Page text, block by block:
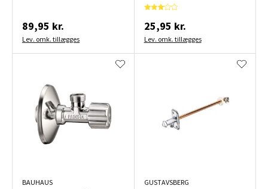
89,95 kr.
Lev. omk. tillægges
25,95 kr.
Lev. omk. tillægges
BAUHAUS GUSTAVSBERG